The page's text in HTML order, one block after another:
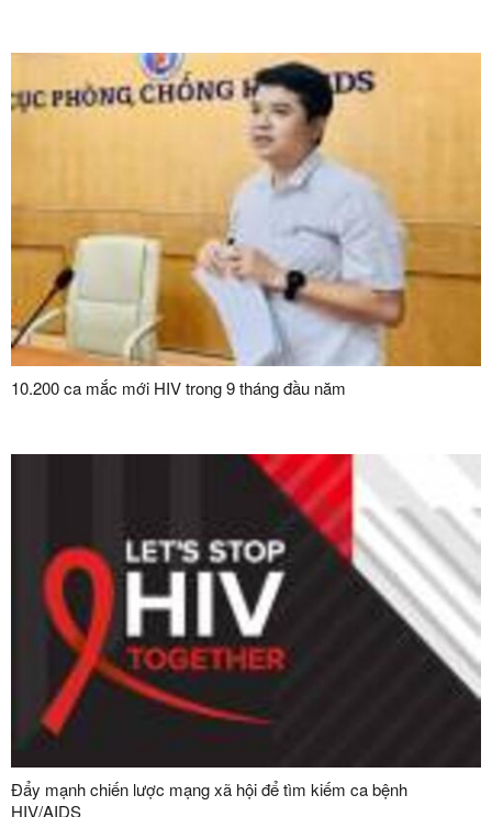
10.200 ca mắc mới HIV trong 9 tháng đầu năm
Đẩy mạnh chiến lược mạng xã hội để tìm kiếm ca bệnh
HIV/AIDS